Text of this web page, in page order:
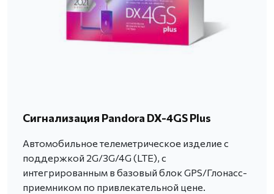
Сигнализация Pandora DX-4GS Plus
Автомобильное телеметрическое изделие с
поддержкой 2G/3G/4G (LTE), с
интегрированным в базовый блок GPS/Глонасс-
приемником по привлекательной цене.